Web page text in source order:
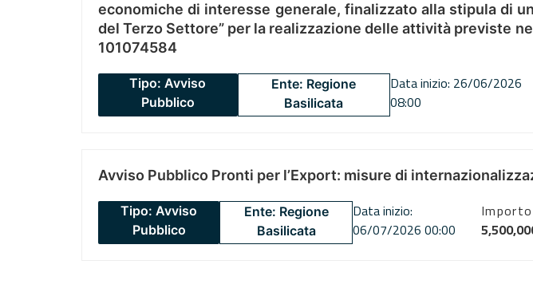
economiche di interesse generale, finalizzato alla stipula di
del Terzo Settore” per la realizzazione delle attività previste
101074584
Tipo: Avviso
Pubblico
Ente: Regione
Basilicata
Data inizio: 26/06/2026
08:00
Avviso Pubblico Pronti per l’Export: misure di
Tipo: Avviso
Pubblico
Ente: Regione
Basilicata
Data inizio:
06/07/2026 00:00
Importo